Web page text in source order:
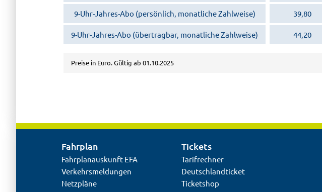
9-Uhr-Jahres-Abo (persönlich, monatliche Zahlweise) 39,80
9-Uhr-Jahres-Abo (übertragbar, monatliche Zahlweise) 44,20
Preise in Euro. Gültig ab 01.10.2025
Fahrplan
Fahrplanauskunft EFA
Verkehrsmeldungen
Netzpläne
Tickets
Tarifrechner
Deutschlandticket
Ticketshop